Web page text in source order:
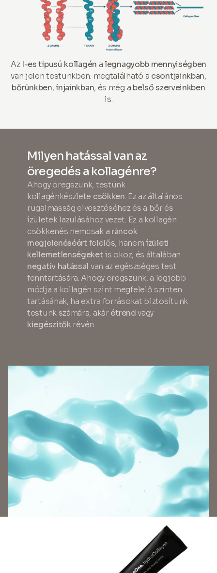
Az I-es típusú kollagén alegnagyobb mennyiségben
van jelen testünkben: megtalálható a csontjainkban,
bőrünkben,ínjainkban, és még a belső szerveinkben
is.
Milyen hatással van az
öregedés a kollagénre?
Ahogy öregszünk, testünk
kollagénkészlete csökken. Ez az általános
rugalmasság elvesztéséhez és a bőr és
ízületek lazulásához vezet. Ez a kollagén
csökkenés nemcsak a ráncok
megjelenéséértfelelős, hanemízületi
kellemetlenségeketis okoz, és általában
negatív hatással van az egészséges test
fenntartására. Ahogy öregszünk, a legjobb
módja a kollagén szint megfelelő szinten
tartásának, ha extra forrásokat biztosítunk
testünk számára, akárétrendvagy
kiegészítőkrévén.